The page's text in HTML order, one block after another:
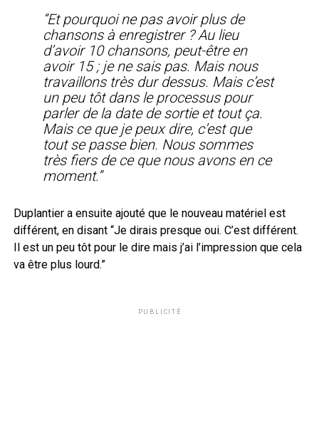
“Et pourquoi ne pas avoir plus de
chansons à enregistrer ? Au lieu
d’avoir 10 chansons, peut-être en
avoir 15 ; je ne sais pas. Mais nous
travaillons très dur dessus. Mais c’est
un peu tôt dans le processus pour
parler de la date de sortie et tout ça.
Mais ce que je peux dire, c’est que
tout se passe bien. Nous sommes
très fiers de ce que nous avons en ce
moment.”
Duplantier a ensuite ajouté que le nouveau matériel est
différent, en disant “Je dirais presque oui. C’est différent.
Il est un peu tôt pour le dire mais j’ai l’impression que cela
va être plus lourd.”
PUBLICITÉ